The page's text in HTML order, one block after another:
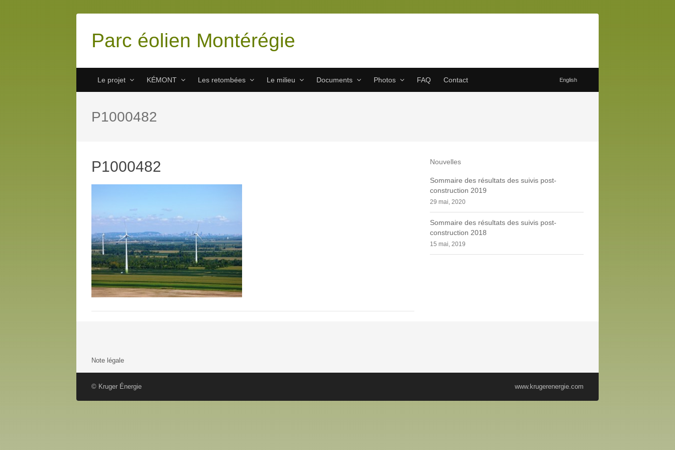
Parc éolien Montérégie
Le projet KÉMONT Les retombées Le milieu Documents Photos FAQ Contact English
P1000482
P1000482 Nouvelles
Sommaire des résultats des suivis post-
construction 2019
29 mai, 2020
Sommaire des résultats des suivis post-
construction 2018
15 mai, 2019
Note légale
© Kruger Énergie www.krugerenergie.com